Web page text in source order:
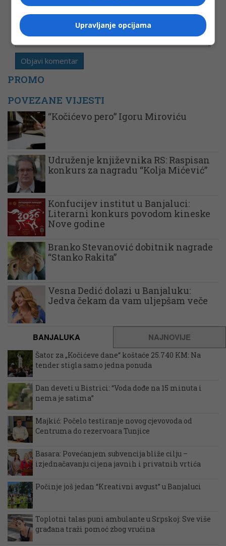
PROMO
POVEZANE VIJESTI
“Kočićevo pero” Igoru Miroviću
Udruženje književnika RS: Raspisan
konkurs za nagradu “Kolja Mićević”
Konfucijev institut u Banjaluci:
Literarni konkurs povodom kineske
Nove godine
Branko Stevanović dobitnik nagrade
“Stanko Rakita”
Vesna Dedić dolazi u Banjaluku:
Jedva čekam da vam uljepšam veče
BANJALUKA NAJNOVIJE
Šator za „Kočićeve dane“ koštaće 25.740 KM: Na
tender stigla samo jedna ponuda
Dan deveti u Bistrici: “Voda dođe na 15 minuta i
nema je satima”
Majkić: Počelo testiranje novog cjevovoda od
Centruma do rezervoara Tunjice
Basara: Povećanjem subvencija bliže cilju –
izjednačavanju cijena javnih i privatnih vrtića
Počinje još jedan “Kreativni avgust” u Banjaluci
Toplotni talas puni ambulante u Srpskoj: Sve više
građana traži pomoć zbog vrućina
Upravljanje opcijama